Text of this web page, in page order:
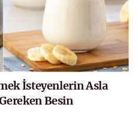
İsteyenlerin Asla
Besin